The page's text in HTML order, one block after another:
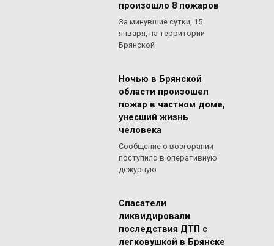
произошло 8 пожаров
За минувшие сутки, 15
января, на территории
Брянской
Ночью в Брянской
области произошел
пожар в частном доме,
унесший жизнь
человека
Сообщение о возгорании
поступило в оперативную
дежурную
Спасатели
ликвидировали
последствия ДТП с
легковушкой в Брянске